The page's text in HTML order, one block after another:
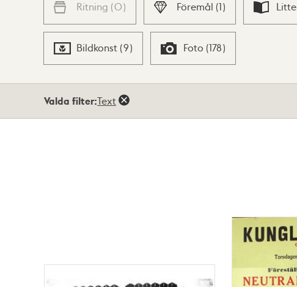
Ritning (0) Föremål (1)
Bildkonst (9) Foto (178)
Valda filter:Text